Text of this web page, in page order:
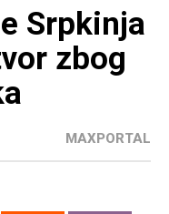
Srpkinja
zbog
MAXPORTAL